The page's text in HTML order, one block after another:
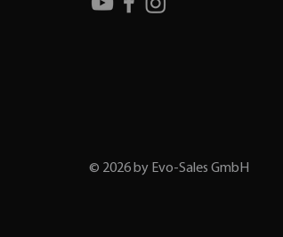
© 2026 by Evo-Sales GmbH